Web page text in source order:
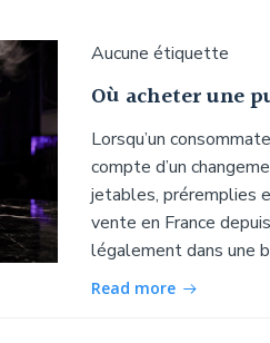
Aucune étiquette
Où acheter une
Lorsqu’un
compte d’un
jetables, préremplies
vente en France
légalement dans une
Read more